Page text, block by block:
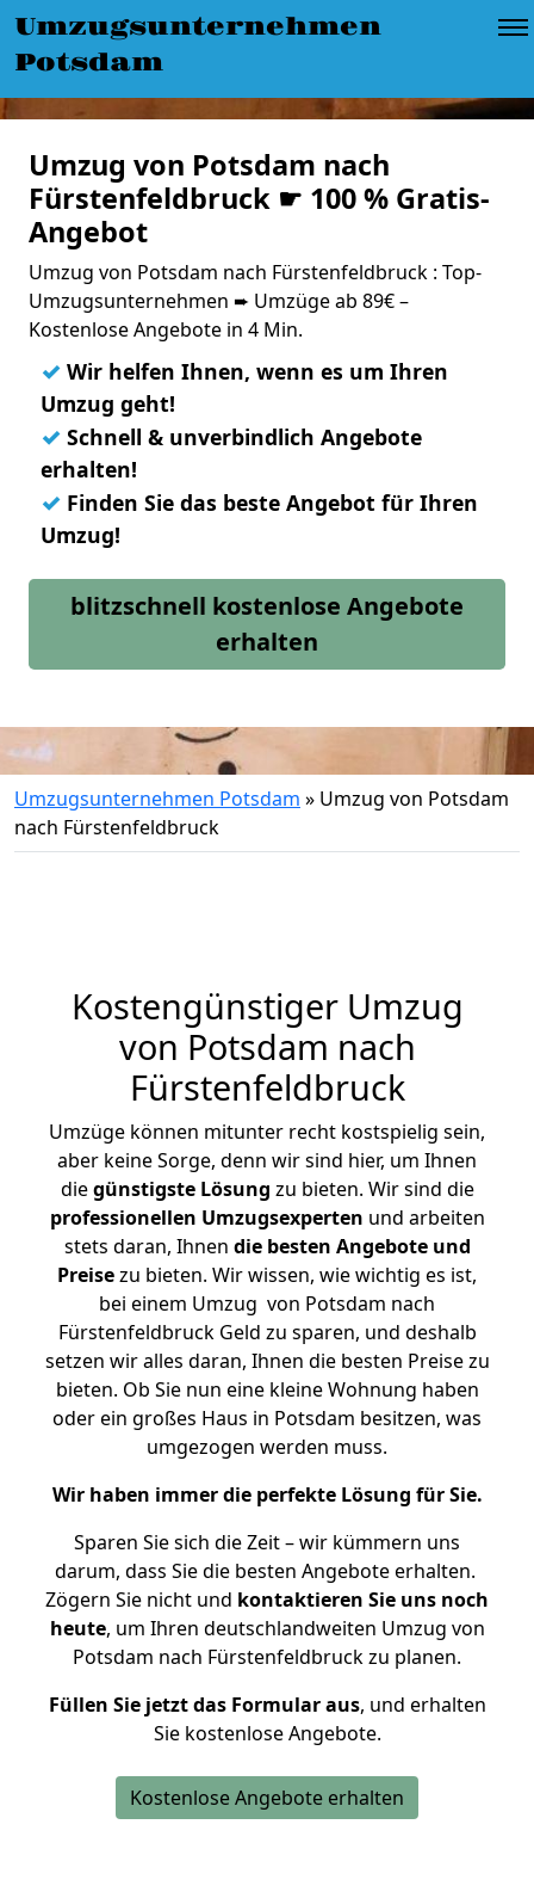
Umzugsunternehmen
Potsdam
Umzug von Potsdam nach
Fürstenfeldbruck ☛ 100 % Gratis-
Angebot
Umzug von Potsdam nach Fürstenfeldbruck : Top-
Umzugsunternehmen ➨ Umzüge ab 89€ –
Kostenlose Angebote in 4 Min.
✓ Wir helfen Ihnen, wenn es um Ihren
Umzug geht!
✓ Schnell & unverbindlich Angebote
erhalten!
✓ Finden Sie das beste Angebot für Ihren
Umzug!
blitzschnell kostenlose Angebote
erhalten
Umzugsunternehmen Potsdam » Umzug von Potsdam
nach Fürstenfeldbruck
Kostengünstiger Umzug
von Potsdam nach
Fürstenfeldbruck
Umzüge können mitunter recht kostspielig sein,
aber keine Sorge, denn wir sind hier, um Ihnen
diegünstigste Lösung zu bieten. Wir sind die
professionellen Umzugsexperten und arbeiten
stets daran, Ihnen die besten Angebote und
Preisezu bieten. Wir wissen, wie wichtig es ist,
bei einem Umzug von Potsdam nach
Fürstenfeldbruck Geld zu sparen, und deshalb
setzen wir alles daran, Ihnen die besten Preise zu
bieten. Ob Sie nun eine kleine Wohnung haben
oder ein großes Haus in Potsdam besitzen, was
umgezogen werden muss.
Wir haben immer die perfekte Lösung für Sie.
Sparen Sie sich die Zeit – wir kümmern uns
darum, dass Sie die besten Angebote erhalten.
Zögern Sie nicht und kontaktieren Sie uns noch
heute, um Ihren deutschlandweiten Umzug von
Potsdam nach Fürstenfeldbruck zu planen.
Füllen Sie jetzt das Formular aus, und erhalten
Sie kostenlose Angebote.
Kostenlose Angebote erhalten